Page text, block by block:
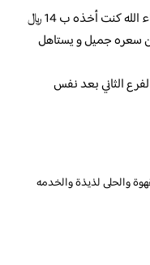
صراحة ما أخذ الا لاتيه فستق طعمه ما شاء الله كنت أخذه ب 14 ﷼
سعره جميل و يستاهل
الثاني بعد نفس
والحلى لذيذة والخدمه